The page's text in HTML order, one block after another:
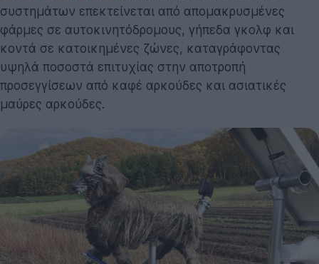
συστημάτων επεκτείνεται από απομακρυσμένες
φάρμες σε αυτοκινητόδρομους, γήπεδα γκολφ και
κοντά σε κατοικημένες ζώνες, καταγράφοντας
υψηλά ποσοστά επιτυχίας στην αποτροπή
προσεγγίσεων από καφέ αρκούδες και ασιατικές
μαύρες αρκούδες.